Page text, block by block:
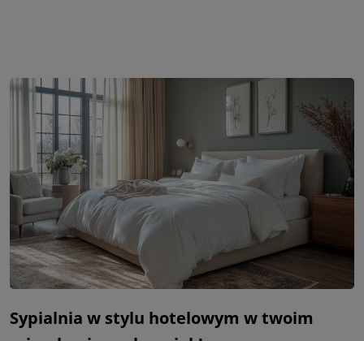
Sypialnia w stylu hotelowym w twoim